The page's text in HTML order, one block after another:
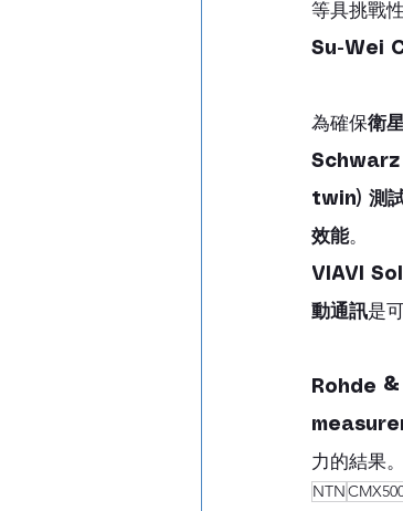
等具挑戰
Su-Wei
為確保衛
Schwarz
twin) 測
效能。
VIAVI
動通訊是
Rohde
力的結果。
NTN